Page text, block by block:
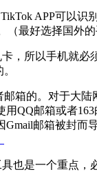
APP可以
最好选择国外
，所以手机就
箱的。对于大
QQ邮箱或者
邮箱被封而
具也是一个重点